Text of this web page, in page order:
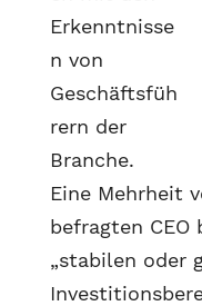
Erkenntnisse
n von
Geschäftsfüh
rern der
Branche.
Eine Mehrheit
befragten
„stabilen oder